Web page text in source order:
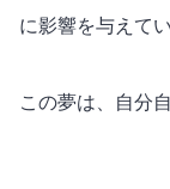
に影響を与えて
この夢は、自分